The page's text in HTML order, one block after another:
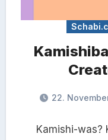
22.
Kamishi-was?